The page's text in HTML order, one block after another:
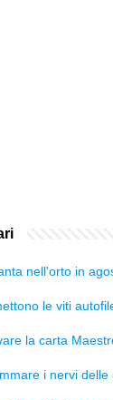
nell'orto in
le viti
la carta
i nervi delle